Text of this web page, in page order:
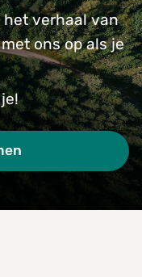
het verhaal van
ons op als je